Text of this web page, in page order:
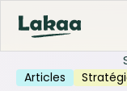
Articles